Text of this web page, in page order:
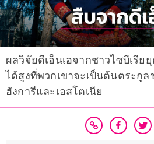
ผลวิจัยดีเอ็นเอจากชาวไซบีเรีย
ได้สูงที่พวกเขาจะเป็นต้นตระกู
ฮังการีและเอสโตเนีย